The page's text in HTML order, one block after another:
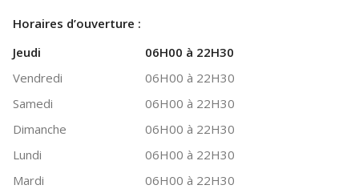
Horaires d’ouverture :
Jeudi
06H00 à 22H30
Vendredi
06H00 à 22H30
Samedi
06H00 à 22H30
Dimanche
06H00 à 22H30
Lundi
06H00 à 22H30
Mardi
06H00 à 22H30